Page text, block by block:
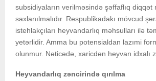
subsidiyaların verilməsində şəffaflıq diqqət
saxlanılmalıdır. Respublikadakı mövcud
istehlakçıları heyvandarlıq məhsulları ilə
yetərlidir. Amma bu potensialdan lazımi
olunmur. Nəticədə, xaricdən heyvan idxalı
Heyvandarlıq zəncirində qırılma